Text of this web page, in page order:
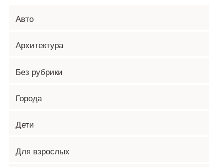
Авто
Архитектура
Без рубрики
Города
Дети
Для взрослых